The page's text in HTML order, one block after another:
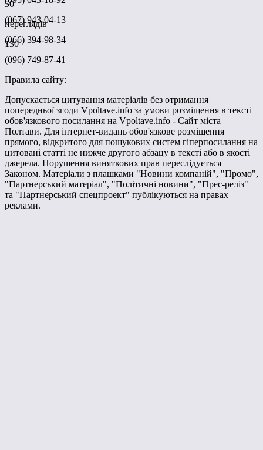
50
переглядів
130
(067) 943-04-13
(066) 394-98-34
(096) 749-87-41
Правила сайту:
Допускається цитування матеріалів без отримання
попередньої згоди Vpoltave.info за умови розміщення в тексті
обов'язкового посилання на Vpoltave.info - Сайт міста
Полтави. Для інтернет-видань обов'язкове розміщення
прямого, відкритого для пошукових систем гіперпосилання на
цитовані статті не нижче другого абзацу в тексті або в якості
джерела. Порушення виняткових прав переслідується
Законом. Матеріали з плашками "Новини компаній", "Промо",
"Партнерський матеріал", "Політичні новини", "Прес-реліз"
та "Партнерський спецпроект" публікуються на правах
реклами.